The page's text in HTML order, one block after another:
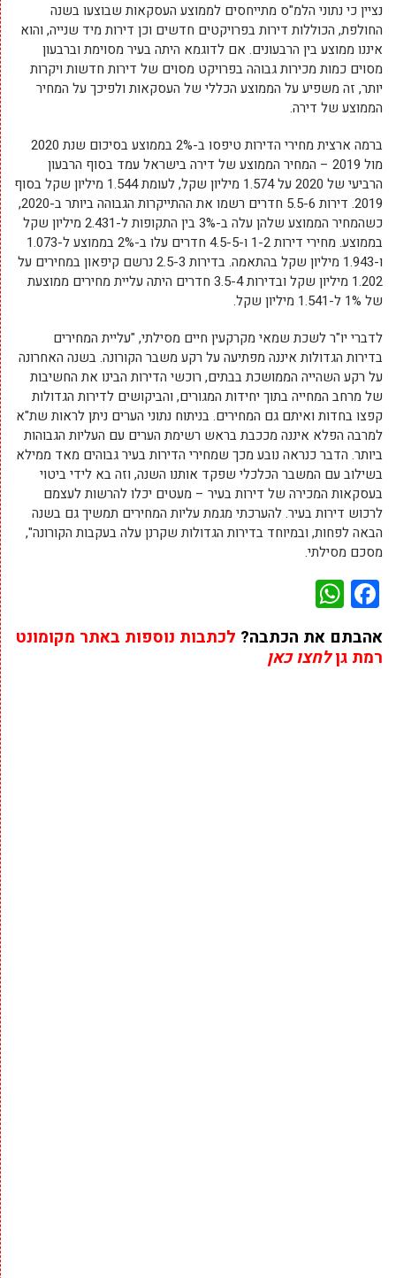
נציין כי נתוני הלמ"ס מתייחסים לממוצע העסקאות שבוצעו בשנה
החולפת, הכוללות דירות בפרויקטים חדשים וכן דירות מיד שנייה, והוא
איננו ממוצע בין הרבעונים. אם לדוגמא היתה בעיר מסוימת וברבעון
מסוים כמות מכירות גבוהה בפרויקט מסוים של דירות חדשות ויקרות
יותר, זה משפיע על הממוצע הכללי של העסקאות ולפיכך על המחיר
הממוצע של דירה.
ברמה ארצית מחירי הדירות טיפסו ב-2% בממוצע בסיכום שנת 2020
מול 2019 – המחיר הממוצע של דירה בישראל עמד בסוף הרבעון
הרביעי של 2020 על 1.574 מיליון שקל, לעומת 1.544 מיליון שקל בסוף
2019. דירות 5.5-6 חדרים רשמו את ההתייקרות הגבוהה ביותר ב-2020,
כשהמחיר הממוצע שלהן עלה ב-3% בין התקופות ל-2.431 מיליון שקל
בממוצע. מחירי דירות 1-2 ו-4.5-5 חדרים עלו ב-2% בממוצע ל-1.073
ו-1.943 מיליון שקל בהתאמה. בדירות 2.5-3 נרשם קיפאון במחירים על
1.202 מיליון שקל ובדירות 3.5-4 חדרים היתה עליית מחירים ממוצעת
של 1% ל-1.541 מיליון שקל.
לדברי יו"ר לשכת שמאי מקרקעין חיים מסילתי, "עליית המחירים
בדירות הגדולות איננה מפתיעה על רקע משבר הקורונה. בשנה האחרונה
על רקע השהייה הממושכת בבתים, רוכשי הדירות הבינו את החשיבות
של מרחב המחייה בתוך יחידות המגורים, והביקושים לדירות הגדולות
קפצו בחדות ואיתם גם המחירים. בניתוח נתוני הערים ניתן לראות שת"א
למרבה הפלא איננה מככבת בראש רשימת הערים עם העליות הגבוהות
ביותר. הדבר כנראה נובע מכך שמחירי הדירות בעיר גבוהים מאד ממילא
בשילוב עם המשבר הכלכלי שפקד אותנו השנה, וזה בא לידי ביטוי
בעסקאות המכירה של דירות בעיר – מעטים יכלו להרשות לעצמם
לרכוש דירות בעיר. להערכתי מגמת עליות המחירים תמשיך גם בשנה
הבאה לפחות, ובמיוחד בדירות הגדולות שקרנן עלה בעקבות הקורונה",
מסכם מסילתי.
Facebook
אהבתם את הכתבה? לכתבות נוספות באתר מקומונט
רמת גןלחצו כאן